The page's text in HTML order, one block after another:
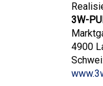
3W-
4900